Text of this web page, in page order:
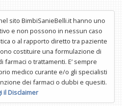
sito BimbiSanieBelli.it hanno uno
e non possono in nessun caso
o al rapporto diretto tra paziente
costituire una formulazione di
o trattamenti. E’ sempre
medico curante e/o gli specialisti
dei farmaci o dubbi e quesiti.
il Disclaimer